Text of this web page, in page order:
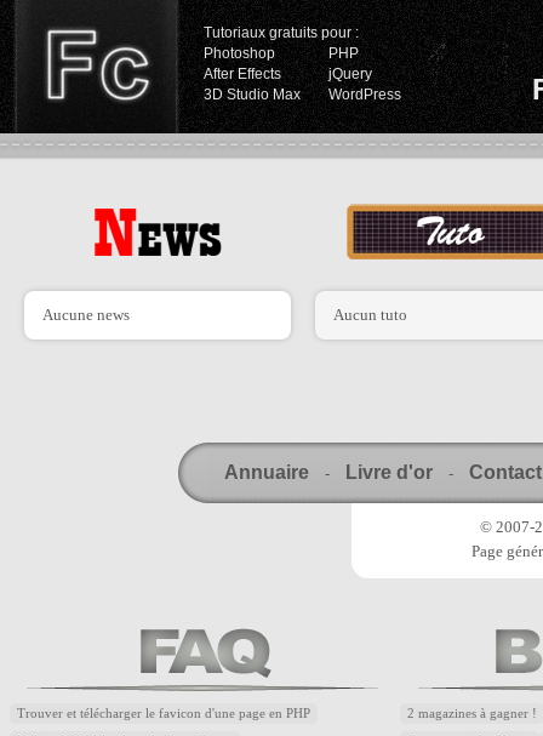
Tutoriaux gratuits pour :
Photoshop
PHP
After Effects
jQuery
3D Studio Max
WordPress
Aucune news Aucun tuto
Annuaire - Livre d'or - Contact
© 2007-
Page
Trouver et télécharger le favicon d'une page en PHP 2 magazines à gagner !